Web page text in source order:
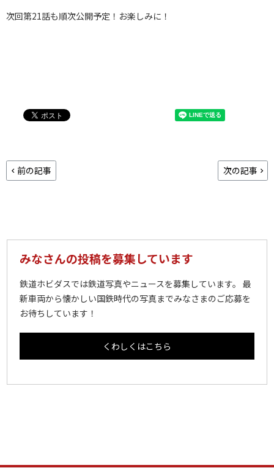
次回第21話も順次公開予定！お楽しみに！
前の記事 次の記事
みなさんの投稿を募集しています
鉄道ホビダスでは鉄道写真やニュースを募集しています。 最
新車両から懐かしい国鉄時代の写真までみなさまのご応募を
お待ちしています！
くわしくはこちら